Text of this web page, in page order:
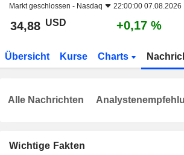
Markt geschlossen - Nasdaq 22:00:00 07.08.2026
34,88 USD +0,17 %
Übersicht Kurse Charts
Wichtige Fakten
Alle Nachrichten